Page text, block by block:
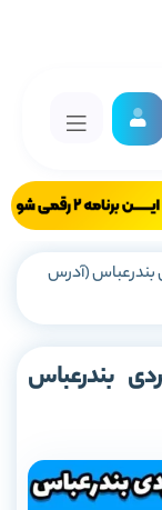
بندرعباس (آدرس
بندرعباس